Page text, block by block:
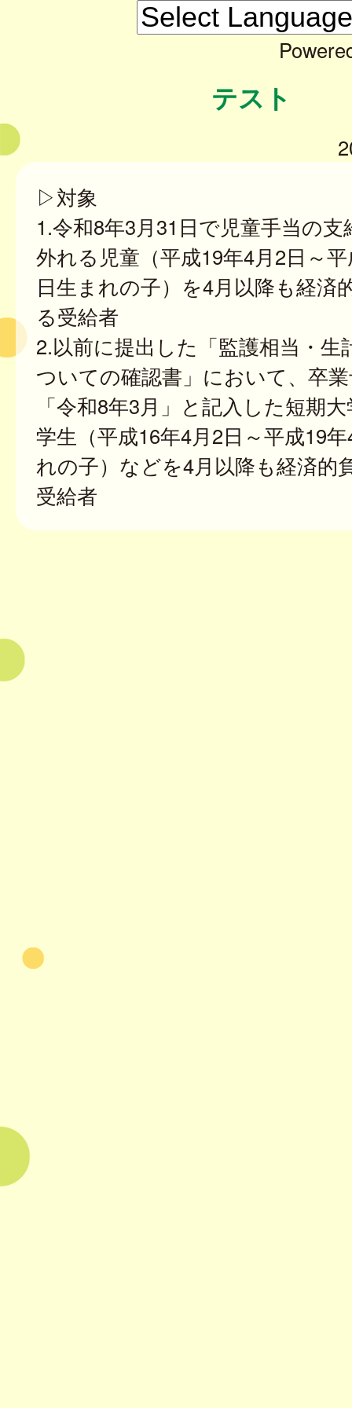
テスト
▷対象
1.令和8年3月31日で児童手当の
外れる児童（平成19年4月2日～
日生まれの子）を4月以降も経済
る受給者
2.以前に提出した「監護相当・生
ついての確認書」において、卒
「令和8年3月」と記入した短期
学生（平成16年4月2日～平成19
れの子）などを4月以降も経済的
受給者